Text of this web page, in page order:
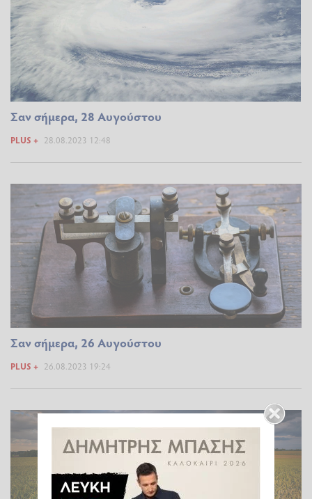
Σαν σήμερα, 28 Αυγούστου
PLUS + 28.08.2023 12:48
Σαν σήμερα, 26 Αυγούστου
PLUS + 26.08.2023 19:24